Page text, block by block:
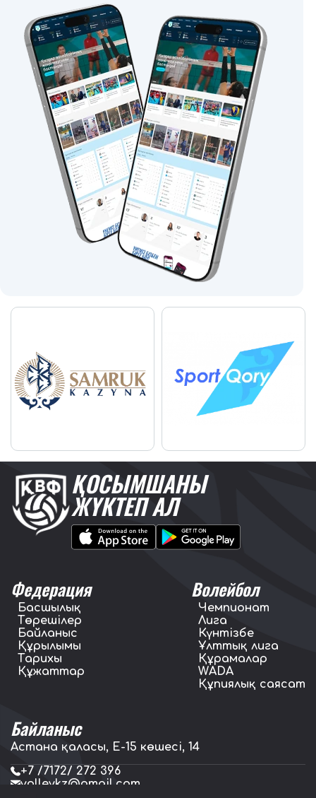
ҚОСЫМШАНЫ
ЖҮКТЕП АЛ
Федерация
Басшылық
Төрешілер
Байланыс
Құрылымы
Тарихы
Құжаттар
Волейбол
Чемпионат
Лига
Күнтізбе
Ұлттық лига
Құрамалар
WADA
Құпиялық саясат
Байланыс
Астана қаласы, E-15 көшесі, 14
+7 /7172/ 272 396
volleykz@gmail.com